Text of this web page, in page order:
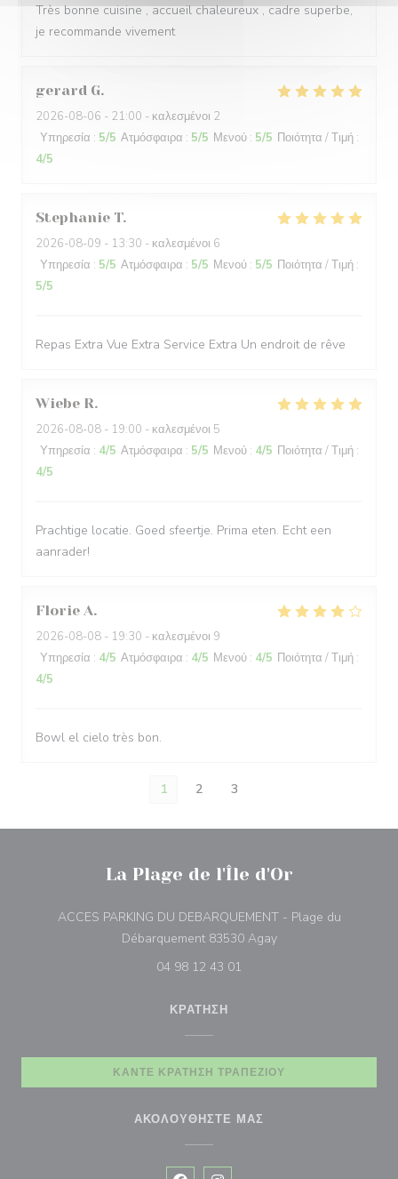
Très bonne cuisine , accueil chaleureux , cadre superbe,
je recommande vivement
gerard G
2026-08-06 - 21:00 - καλεσμένοι 2
Υπηρεσία : 5/5 Ατμόσφαιρα : 5/5 Μενού : 5/5 Ποιότητα / Τιμή :
4/5
Stephanie T
2026-08-09 - 13:30 - καλεσμένοι 6
Υπηρεσία : 5/5 Ατμόσφαιρα : 5/5 Μενού : 5/5 Ποιότητα / Τιμή :
5/5
Repas Extra Vue Extra Service Extra Un endroit de rêve
Wiebe R
2026-08-08 - 19:00 - καλεσμένοι 5
Υπηρεσία : 4/5 Ατμόσφαιρα : 5/5 Μενού : 4/5 Ποιότητα / Τιμή :
4/5
Prachtige locatie. Goed sfeertje. Prima eten. Echt een
aanrader!
Florie A
2026-08-08 - 19:30 - καλεσμένοι 9
Υπηρεσία : 4/5 Ατμόσφαιρα : 4/5 Μενού : 4/5 Ποιότητα / Τιμή :
4/5
Bowl el cielo très bon.
1 2 3
La Plage de l'Île d'Or
ACCES PARKING DU DEBARQUEMENT - Plage du
Débarquement 83530 Agay((ανοίγει σε νέο
04 98 12 43 01
ΚΡΆΤΗΣΗ
ΚΆΝΤΕ ΚΡΆΤΗΣΗ ΤΡΑΠΕΖΙΟΎ
ΑΚΟΛΟΥΘΉΣΤΕ ΜΑΣ